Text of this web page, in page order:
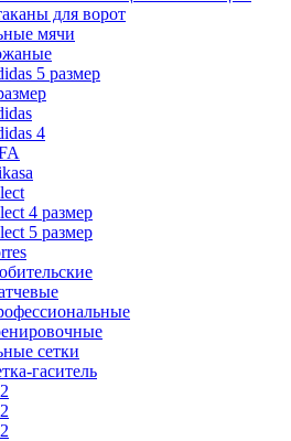
для ворот
мячи
5 размер
4
4 размер
5 размер
сетки
гаситель